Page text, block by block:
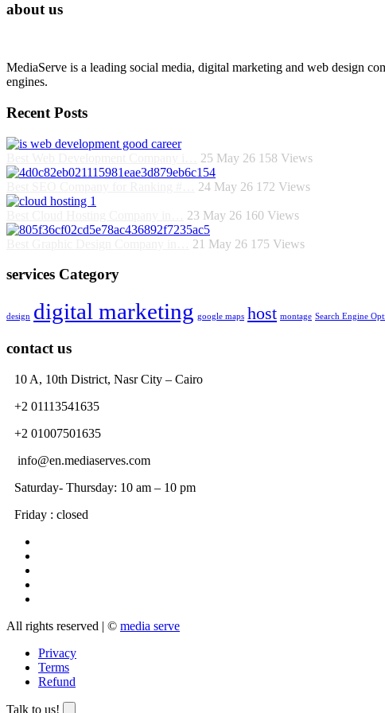
about us
MediaServe is a leading social media, digital marketing and web design
engines.
Recent Posts
25 May 26 158 Views
24 May 26 172 Views
23 May 26 160 Views
21 May 26 175 Views
services Category
design digital marketing google maps host montage Search Engine
contact us
10 A, 10th District, Nasr City – Cairo
+2 01113541635
+2 01007501635
info@en.mediaserves.com
Saturday- Thursday: 10 am – 10 pm
Friday : closed
All rights reserved | © media serve
Privacy
Terms
Refund
Talk to us!